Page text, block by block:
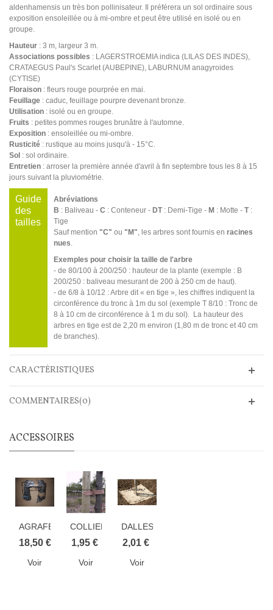
aldenhamensis un très bon pollinisateur. Il préférera un sol ordinaire sous
exposition ensoleillée ou à mi-ombre et peut être utilisé en isolé ou en
groupe.
Hauteur : 3 m, largeur 3 m.
Associations possibles : LAGERSTROEMIA indica (LILAS DES INDES),
CRATAEGUS Paul's Scarlet (AUBEPINE), LABURNUM anagyroides
(CYTISE)
Floraison : fleurs rouge pourprée en mai.
Feuillage : caduc, feuillage pourpre devenant bronze.
Utilisation : isolé ou en groupe.
Fruits : petites pommes rouges brunâtre à l'automne.
Exposition : ensoleillée ou mi-ombre.
Rusticité : rustique au moins jusqu'à - 15°C.
Sol : sol ordinaire.
Entretien : arroser la première année d'avril à fin septembre tous les 8 à 15
jours suivant la pluviométrie.
Guide
des
tailles
Abréviations
B : Baliveau - C : Conteneur - DT: Demi-Tige - M : Motte - T:
Tige
Sauf mention "C" ou "M", les arbres sont fournis en racines
nues.
Exemples pour choisir la taille de l'arbre
- de 80/100 à 200/250 : hauteur de la plante (exemple : B
200/250 : baliveau mesurant de 200 à 250 cm de haut).
- de 6/8 à 10/12 : Arbre dit « en tige », les chiffres indiquent la
circonférence du tronc à 1m du sol (exemple T 8/10 : Tronc de
8 à 10 cm de circonférence à 1 m du sol). La hauteur des
arbres en tige est de 2,20 m environ (1,80 m de tronc et 40 cm
de branches).
CARACTÉRISTIQUES
COMMENTAIRES(0)
ACCESSOIRES
AGRAFES
METALLIQUES
paquet...
18,50 €
Voir
COLLIER
TOLTEX
1,95 €
Voir
DALLES
SOUPLES
FIBRE
2,01 €
Voir